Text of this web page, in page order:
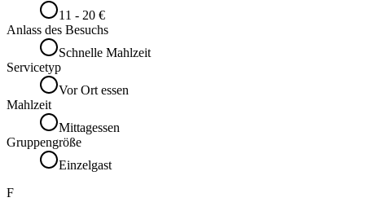
11 - 20 €
Anlass des Besuchs
Schnelle Mahlzeit
Servicetyp
Vor Ort essen
Mahlzeit
Mittagessen
Gruppengröße
Einzelgast
F